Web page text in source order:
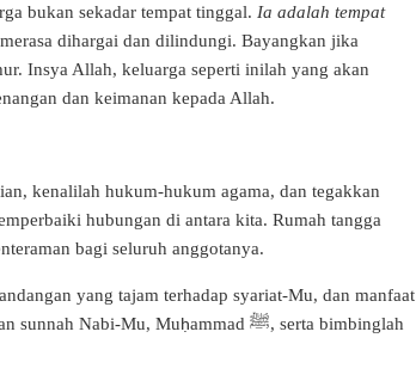
bukan sekadar tempat tinggal. Ia adalah tempat
dihargai dan dilindungi. Bayangkan jika
Insya Allah, keluarga seperti inilah yang akan
dan keimanan kepada Allah.
kenalilah hukum-hukum agama, dan tegakkan
hubungan di antara kita. Rumah tangga
bagi seluruh anggotanya.
yang tajam terhadap syariat-Mu, dan manfaat
sunnah Nabi-Mu, Mu ḥammad ﷺ, serta bimbinglah